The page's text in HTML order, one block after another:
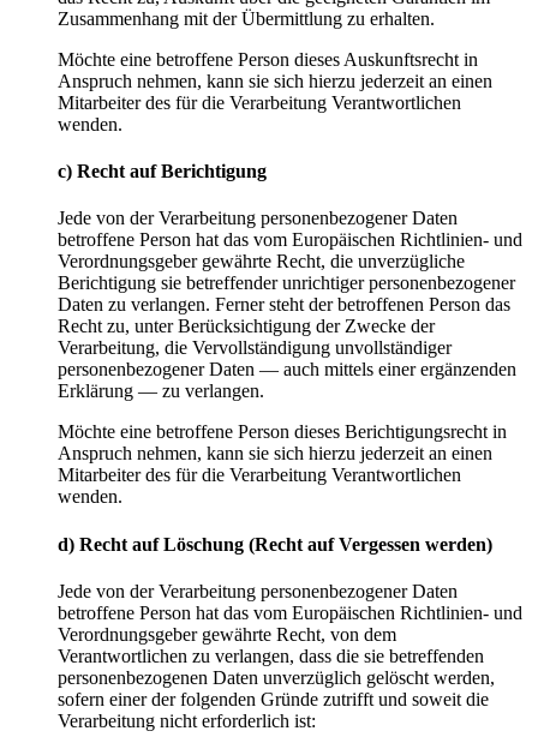
Zusammenhang mit der Übermittlung zu erhalten.
Möchte eine betroffene Person dieses Auskunftsrecht in
Anspruch nehmen, kann sie sich hierzu jederzeit an einen
Mitarbeiter des für die Verarbeitung Verantwortlichen
wenden.
c) Recht auf Berichtigung
Jede von der Verarbeitung personenbezogener Daten
betroffene Person hat das vom Europäischen Richtlinien- und
Verordnungsgeber gewährte Recht, die unverzügliche
Berichtigung sie betreffender unrichtiger personenbezogener
Daten zu verlangen. Ferner steht der betroffenen Person das
Recht zu, unter Berücksichtigung der Zwecke der
Verarbeitung, die Vervollständigung unvollständiger
personenbezogener Daten — auch mittels einer ergänzenden
Erklärung — zu verlangen.
Möchte eine betroffene Person dieses Berichtigungsrecht in
Anspruch nehmen, kann sie sich hierzu jederzeit an einen
Mitarbeiter des für die Verarbeitung Verantwortlichen
wenden.
d) Recht auf Löschung (Recht auf Vergessen werden)
Jede von der Verarbeitung personenbezogener Daten
betroffene Person hat das vom Europäischen Richtlinien- und
Verordnungsgeber gewährte Recht, von dem
Verantwortlichen zu verlangen, dass die sie betreffenden
personenbezogenen Daten unverzüglich gelöscht werden,
sofern einer der folgenden Gründe zutrifft und soweit die
Verarbeitung nicht erforderlich ist: